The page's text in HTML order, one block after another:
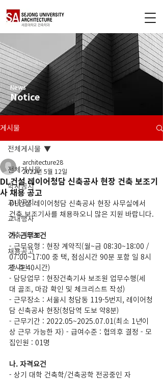
News
Notice
게시물
전체게시물
학사공지
교내공지
교내행사
건축계정보
채용공고
게시판
전체게시물
DL건설 레이어청담 신축공사 현장 건축 보조기
사 채용 공고
architecture28
2022년 5월 12일
DL건설 레이어청담 신축공사 현장 사무실에서
건축 보조기사를 채용하오니 많은 지원 바랍니다.
가. 근무조건
- 근무유형 : 현장 계약직(월~금 08:30~18:00 /
07:00~17:00 중 택, 점심시간 90분 포함 일 8시
간 주 40시간)
- 담당업무 : 현장건축기사 보조원 업무수행(세
대 골조, 마감 확인 및 체크리스트 작성)
- 근무장소 : 서울시 청담동 119-5번지, 레이어청
담 신축공사 현장(청담역 도보 약8분)
- 근무기간 : 2022.05~2025.07.01(최소 1년이
상 근무 가능한 자) - 급여수준 : 협의후 결정 - 모
집인원 : 01명
나. 자격요건
- 상기 대학 건축학/건축공학 전공중인 자